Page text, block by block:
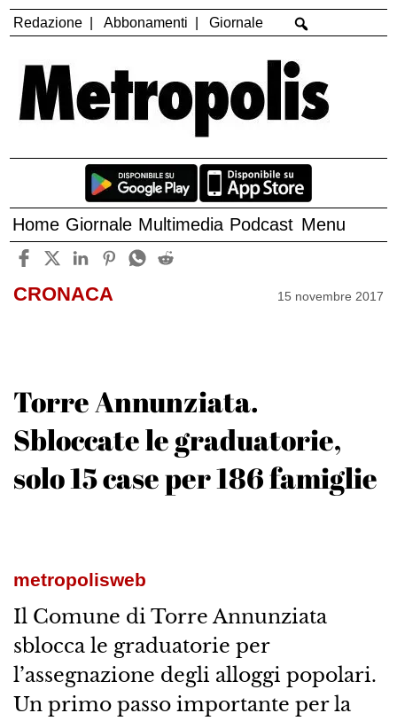
Redazione Abbonamenti Giornale
Home Giornale Multimedia Podcast Menu
CRONACA 15 novembre 2017
Torre Annunziata.
Sbloccate le graduatorie,
solo 15 case per 186 famiglie
metropolisweb
Il Comune di Torre Annunziata
sblocca le graduatorie per
l’assegnazione degli alloggi popolari.
Un primo passo importante per la